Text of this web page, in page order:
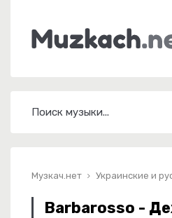
Музкач.нет Украинские и
Barbarosso -